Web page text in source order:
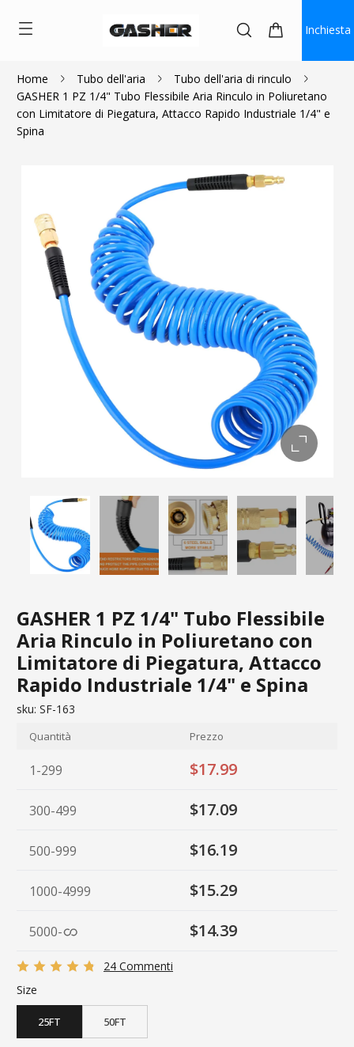
Inchiesta
Home Tubo dell'aria
Tubo dell'aria di rinculo
GASHER 1 PZ 1/4" Tubo Flessibile Aria Rinculo in Poliuretano
con Limitatore di Piegatura, Attacco Rapido Industriale 1/4" e
Spina
GASHER 1 PZ 1/4" Tubo Flessibile
Aria Rinculo in Poliuretano con
Limitatore di Piegatura, Attacco
Rapido Industriale 1/4" e Spina
$17.99
sku: SF-163
Quantità Prezzo
1-299 $17.99
300-499 $17.09
500-999 $16.19
1000-4999 $15.29
5000- $14.39
24 Commenti
Size
25FT 50FT